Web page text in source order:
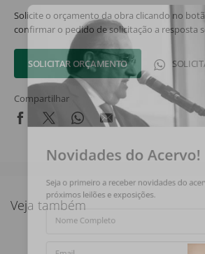
Solicite o orçamento da obra clicando no
confirmar o pedido de solicitação a resposta
SOLICITAR ORÇAMENTO
Compartilhar
Veja também
Novidades do Acervo!
Seja o primeiro a receber novidades do
próximos leilões e exposições.
Nome Completo